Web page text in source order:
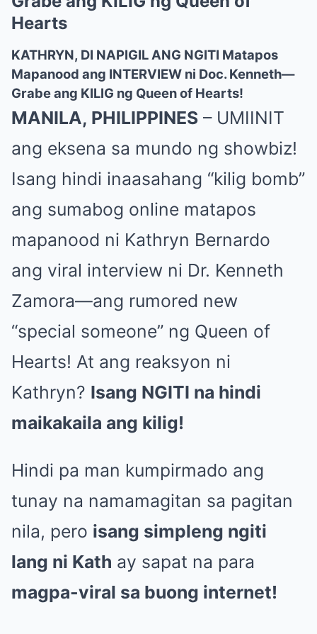
Hearts
KATHRYN, DI NAPIGIL ANG NGITI Matapos
Mapanood ang INTERVIEW ni Doc. Kenneth—
Grabe ang KILIG ng Queen of Hearts!
MANILA, PHILIPPINES – UMIINIT
ang eksena sa mundo ng showbiz!
Isang hindi inaasahang “kilig bomb”
ang sumabog online matapos
mapanood ni Kathryn Bernardo
ang viral interview ni Dr. Kenneth
Zamora—ang rumored new
“special someone” ng Queen of
Hearts! At ang reaksyon ni
Kathryn? Isang NGITI na hindi
maikakaila ang kilig!
Hindi pa man kumpirmado ang
tunay na namamagitan sa pagitan
nila, pero isang simpleng ngiti
lang ni Kath ay sapat na para
magpa-viral sa buong internet!